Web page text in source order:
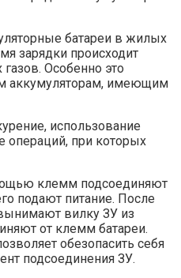
батареи в жилых
зарядки происходит
Особенно это
аккумуляторам, имеющим
использование
операций, при которых
клемм подсоединяют
подают питание. После
вилку ЗУ из
от клемм батареи.
обезопасить себя
подсоединения ЗУ.